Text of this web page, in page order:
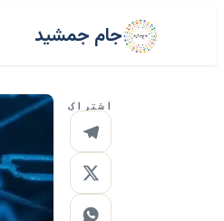
جام جمشید
اشتراک